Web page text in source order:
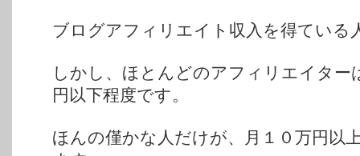
ブログアフィリエイト収入を得ている
しかし、ほとんどのアフィリエイター
円以下程度です。
ほんの僅かな人だけが、月１０万円以